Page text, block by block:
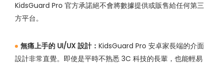
KidsGuard Pro 官方承諾絕不會將數據提供或販售給任何第三
方平台。
無痛上手的 UI/UX 設計： KidsGuard Pro 安卓家長端的介面
設計非常直覺。即使是平時不熟悉 3C 科技的長輩，也能輕易